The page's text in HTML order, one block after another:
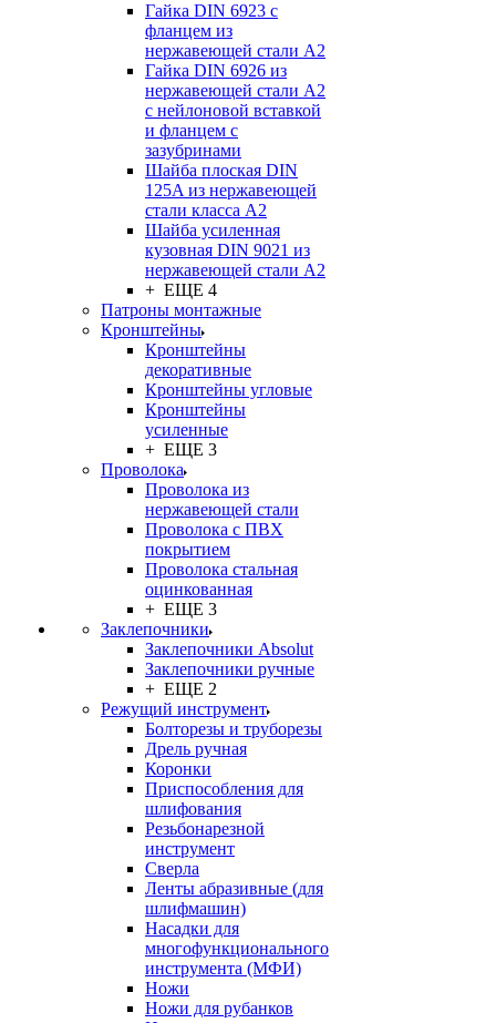
Гайка DIN 6923 с
фланцем из
нержавеющей стали А2
Гайка DIN 6926 из
нержавеющей стали А2
с нейлоновой вставкой
и фланцем с
зазубринами
Шайба плоская DIN
125A из нержавеющей
стали класса A2
Шайба усиленная
кузовная DIN 9021 из
нержавеющей стали А2
+ ЕЩЕ 4
Патроны монтажные
Кронштейны
Кронштейны
декоративные
Кронштейны угловые
Кронштейны
усиленные
+ ЕЩЕ 3
Проволока
Проволока из
нержавеющей стали
Проволока с ПВХ
покрытием
Проволока стальная
оцинкованная
+ ЕЩЕ 3
Заклепочники
Заклепочники Absolut
Заклепочники ручные
+ ЕЩЕ 2
Режущий инструмент
Болторезы и труборезы
Дрель ручная
Коронки
Приспособления для
шлифования
Резьбонарезной
инструмент
Сверла
Ленты абразивные (для
шлифмашин)
Насадки для
многофункционального
инструмента (МФИ)
Ножи
Ножи для рубанков